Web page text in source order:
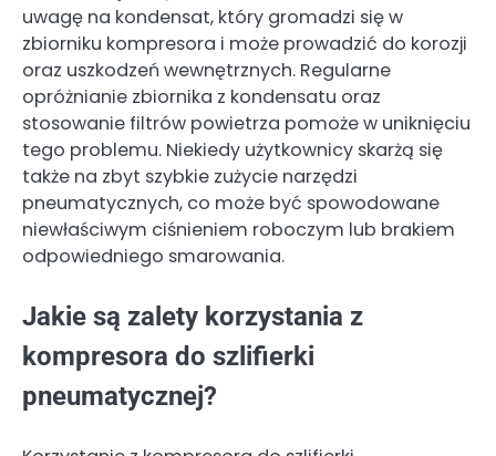
uwagę na kondensat, który gromadzi się w
zbiorniku kompresora i może prowadzić do korozji
oraz uszkodzeń wewnętrznych. Regularne
opróżnianie zbiornika z kondensatu oraz
stosowanie filtrów powietrza pomoże w uniknięciu
tego problemu. Niekiedy użytkownicy skarżą się
także na zbyt szybkie zużycie narzędzi
pneumatycznych, co może być spowodowane
niewłaściwym ciśnieniem roboczym lub brakiem
odpowiedniego smarowania.
Jakie są zalety korzystania z
kompresora do szlifierki
pneumatycznej?